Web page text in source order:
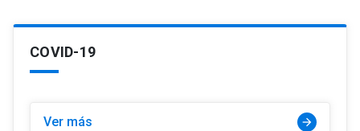
COVID-19
Ver más arrow_forward